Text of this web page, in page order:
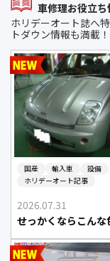
車修理お役立ち
ホリデーオート誌へ
トダウン情報も満載！
国産 輸入車
設備
ホリデーオート記事
2026.07.31